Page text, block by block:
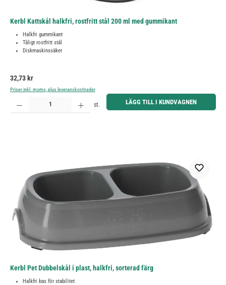
Kerbl Kattskål halkfri, rostfritt stål 200 ml med gummikant
Halkfri gummikant
Tåligt rostfritt stål
Diskmaskinssäker
Ordinarie pris:
32,73 kr
Priser inkl. moms, plus leveranskostnader
Produktkvantitet: Ange önskat belopp eller använd knapparna för att öka eller minska kvantiteten.
st. LÄGG TILL I KUNDVAGNEN
Kerbl Pet Dubbelskål i plast, halkfri, sorterad färg
Halkfri bas för stabilitet